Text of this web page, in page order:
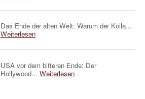
Das Ende der alten Welt: Warum der Kolla...
Weiterlesen
USA vor dem bitteren Ende: Der
Hollywood... Weiterlesen